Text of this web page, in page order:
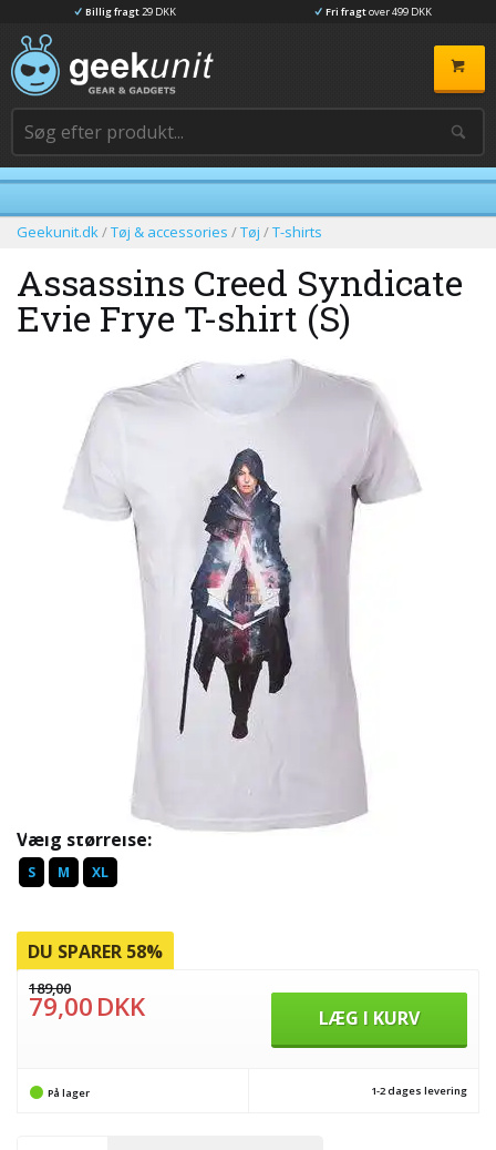
Billig fragt29 DKK Fri fragtover 499 DKK
Geekunit.dk/Tøj & accessories /Tøj /T-shirts
Assassins Creed Syndicate
Evie Frye T-shirt (S)
Vælg størrelse:
S M XL
DU SPARER 58%
189,00
79,00DKK LÆG I KURV
På lager 1-2 dages levering